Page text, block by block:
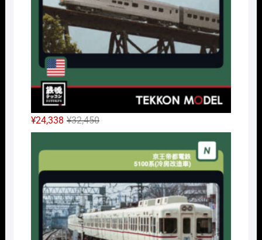
た。
す。
¥32,450元
の
価
¥32,450
で
し
た。
¥24,338
現
在
の
は
¥24,338
で
す。